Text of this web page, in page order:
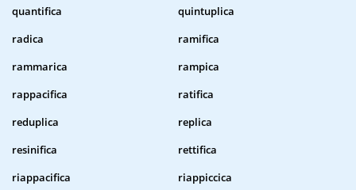
quantifica
quintuplica
radica
ramifica
rammarica
rampica
rappacifica
ratifica
reduplica
replica
resinifica
rettifica
riappacifica
riappiccica